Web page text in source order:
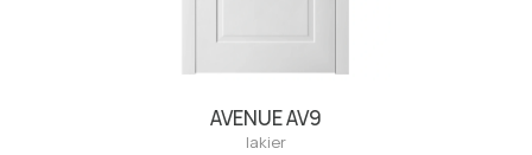
AVENUE AV9
lakier